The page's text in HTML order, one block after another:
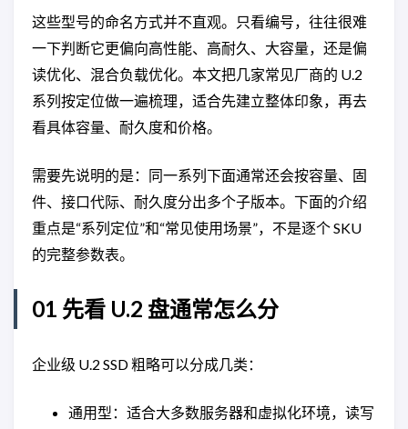
这些型号的命名方式并不直观。只看编号，往往很难
一下判断它更偏向高性能、高耐久、大容量，还是偏
读优化、混合负载优化。本文把几家常见厂商的 U.2
系列按定位做一遍梳理，适合先建立整体印象，再去
看具体容量、耐久度和价格。
需要先说明的是：同一系列下面通常还会按容量、固
件、接口代际、耐久度分出多个子版本。下面的介绍
重点是“系列定位”和“常见使用场景”，不是逐个 SKU
的完整参数表。
01 先看 U.2 盘通常怎么分
企业级 U.2 SSD 粗略可以分成几类：
通用型：适合大多数服务器和虚拟化环境，读写